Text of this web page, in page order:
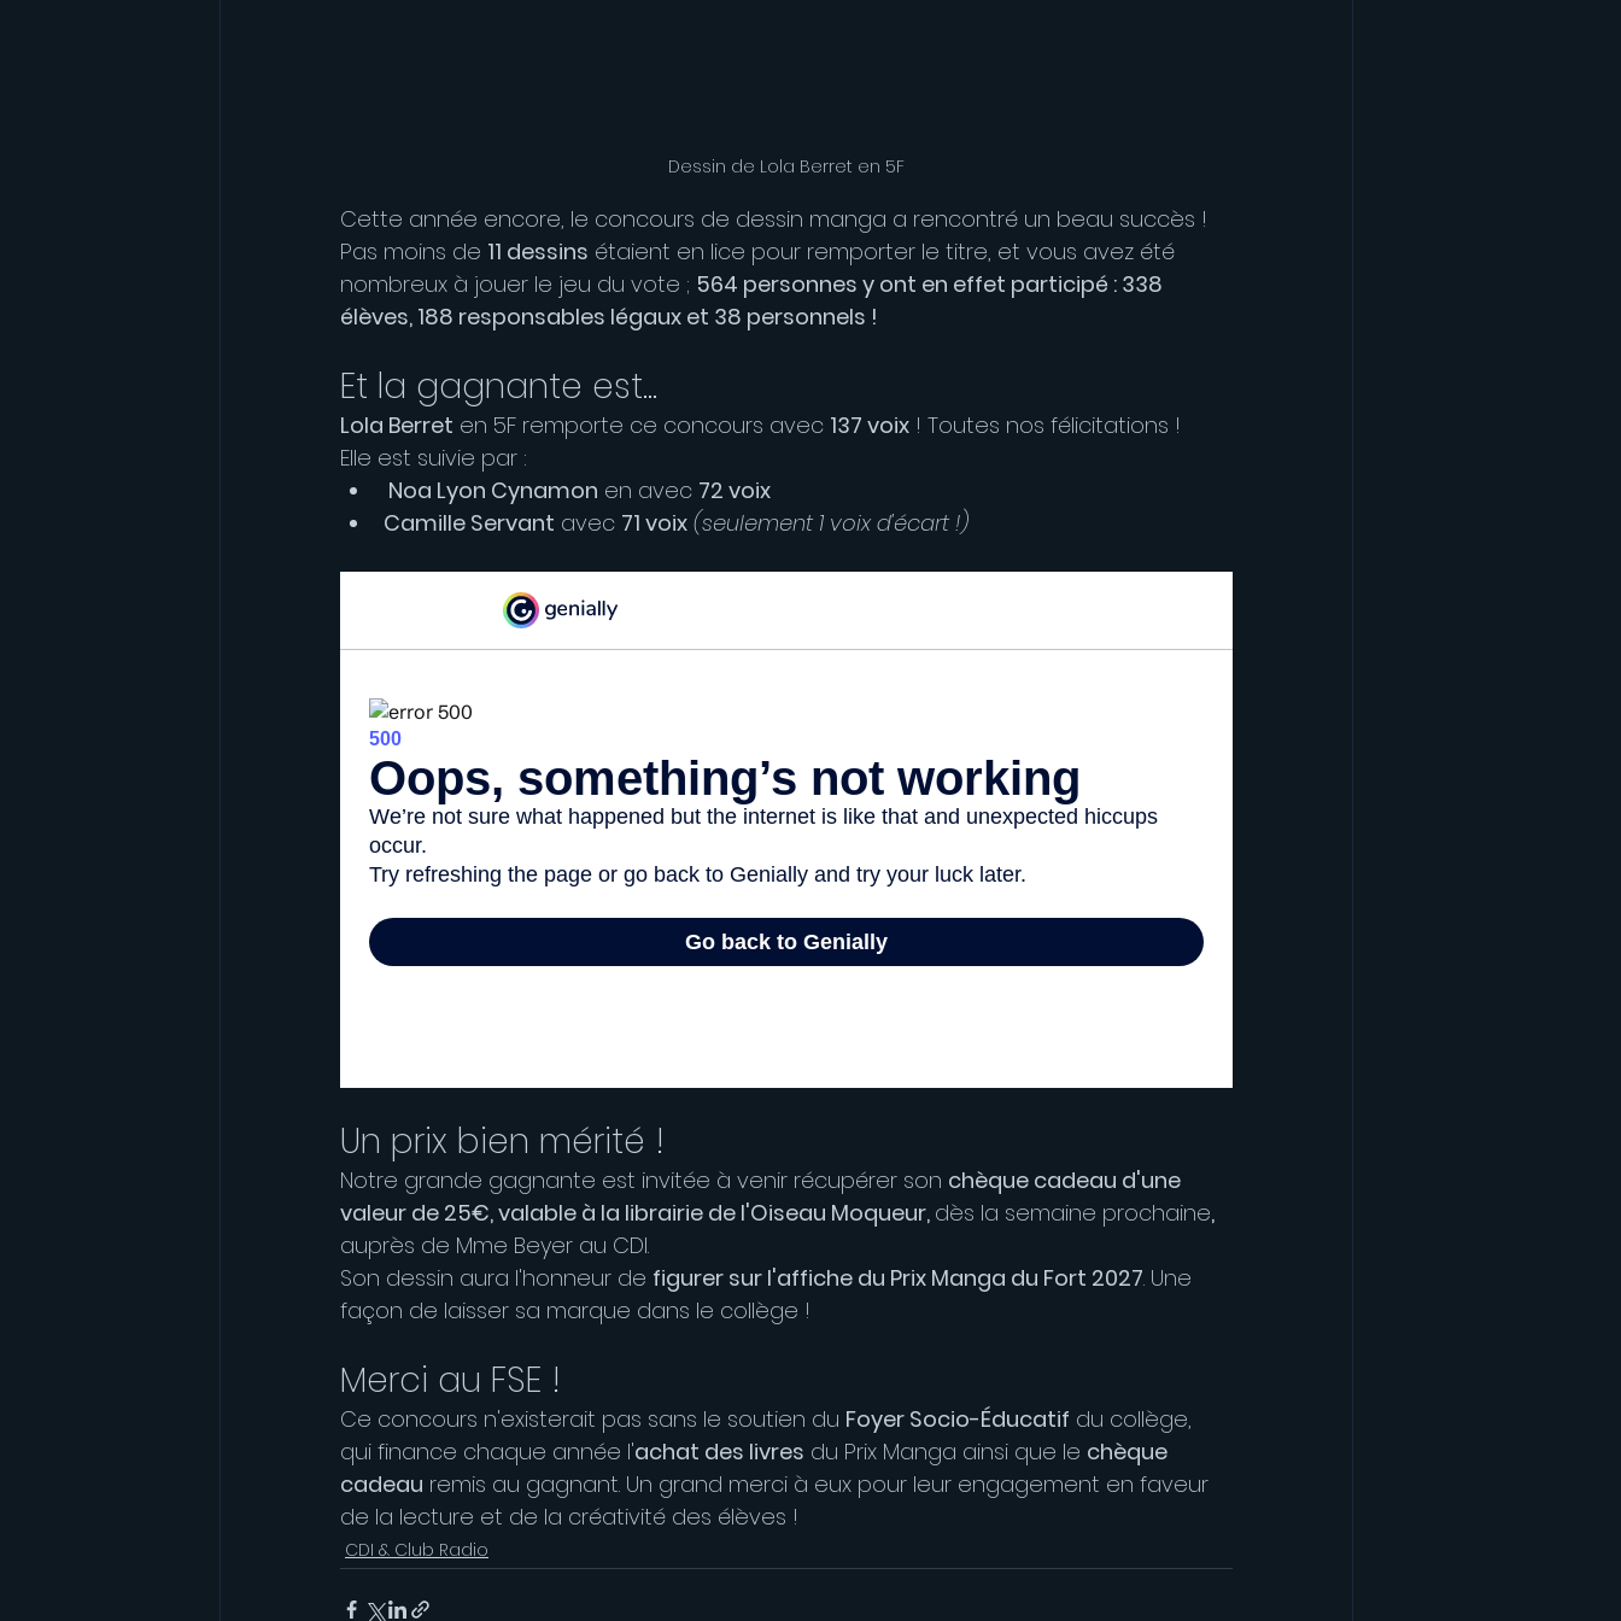
Dessin de Lola Berret en 5F
Cette année encore, le concours de dessin manga a rencontré un beau succès !
Pas moins de 11 dessins étaient en lice pour remporter le titre, et vous avez été
nombreux à jouer le jeu du vote ; 564 personnes y ont en effet participé : 338
élèves, 188 responsables légaux et 38 personnels !
Et la gagnante est...
Lola Berret en 5F remporte ce concours avec 137 voix ! Toutes nos félicitations !
Elle est suivie par :
Noa Lyon Cynamon en avec 72 voix
Camille Servant avec 71 voix (seulement 1 voix d'écart !)
Un prix bien mérité !
Notre grande gagnante est invitée à venir récupérer son chèque cadeau d'une
valeur de 25€, valable à la librairie de l'Oiseau Moqueur, dès la semaine prochaine,
auprès de Mme Beyer au CDI.
Son dessin aura l'honneur de figurer sur l'affiche du Prix Manga du Fort 2027. Une
façon de laisser sa marque dans le collège !
Merci au FSE !
Ce concours n'existerait pas sans le soutien du Foyer Socio-Éducatif du collège,
qui finance chaque année l'achat des livres du Prix Manga ainsi que le chèque
cadeau remis au gagnant. Un grand merci à eux pour leur engagement en faveur
de la lecture et de la créativité des élèves !
CDI & Club Radio